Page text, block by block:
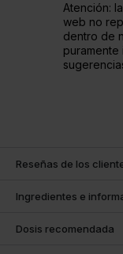
Atención:
web no
dentro de
Reseñas de los
Ingredientes e
Dosis recomendada